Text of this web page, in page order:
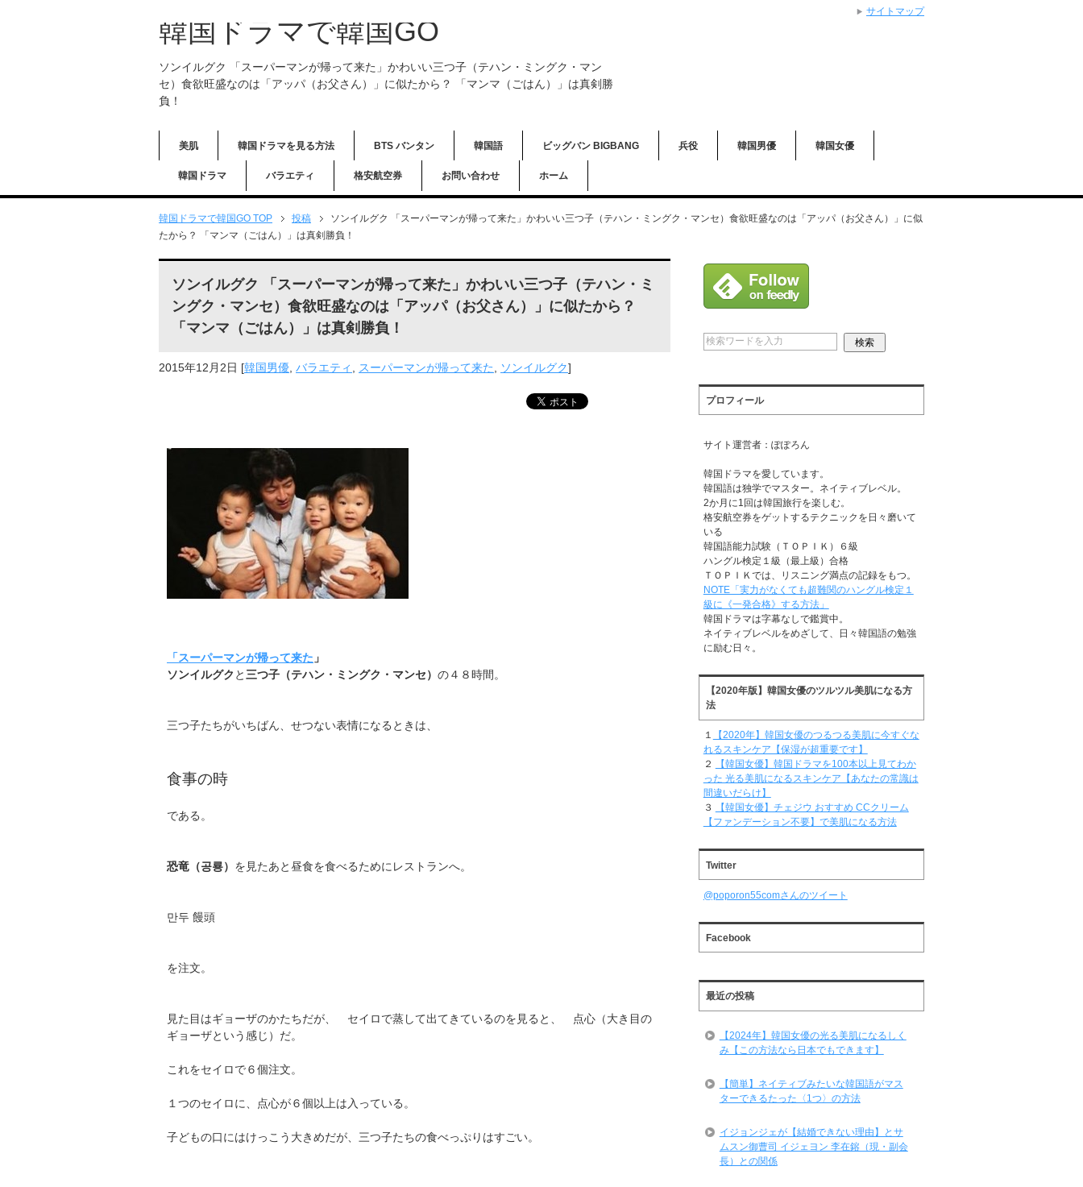
韓国ドラマで韓国GO
ソンイルグク 「スーパーマンが帰って来た」かわいい三つ子（テハン・ミングク・マン
セ）食欲旺盛なのは「アッパ（お父さん）」に似たから？ 「マンマ（ごはん）」は真剣勝
負！
美肌 韓国ドラマを見る方法 BTS バンタン 韓国語 ビッグバン BIGBANG 兵役 韓国男優 韓国女優
韓国ドラマ バラエティ 格安航空券 お問い合わせ ホーム
韓国ドラマで韓国GO TOP 投稿
ソンイルグク 「スーパーマンが帰って来た」かわいい三つ子（テハン・ミングク・マンセ）食欲旺盛なのは「アッパ（お父さん）」に似
たから？ 「マンマ（ごはん）」は真剣勝負！
ソンイルグク 「スーパーマンが帰って来た」かわいい三つ子（テハン・ミ
ングク・マンセ）食欲旺盛なのは「アッパ（お父さん）」に似たから？
「マンマ（ごはん）」は真剣勝負！
2015年12月2日 [韓国男優 バラエティ スーパーマンが帰って来た ソンイルグク]
「スーパーマンが帰って来た 」
ソンイルグク と 三つ子（テハン・ミングク・マンセ） の４８時間。
三つ子たちがいちばん、せつない表情になるときは、
食事の時
である。
恐竜（공룡） を見たあと昼食を食べるためにレストランへ。
만두 饅頭
を注文。
見た目はギョーザのかたちだが、 セイロで蒸して出てきているのを見ると、 点心（大き目の
ギョーザという感じ）だ。
これをセイロで６個注文。
１つのセイロに、点心が６個以上は入っている。
子どもの口にはけっこう大きめだが、三つ子たちの食べっぷりはすごい。
プロフィール
サイト運営者：ぽぽろん
韓国ドラマを愛しています。
韓国語は独学でマスター。ネイティブレベル。
2か月に1回は韓国旅行を楽しむ。
格安航空券をゲットするテクニックを日々磨いて
いる
韓国語能力試験（ＴＯＰＩＫ）６級
ハングル検定１級（最上級）合格
ＴＯＰＩＫでは、リスニング満点の記録をもつ。
NOTE「実力がなくても超難関のハングル検定１
級に《一発合格》する方法」
韓国ドラマは字幕なしで鑑賞中。
ネイティブレベルをめざして、日々韓国語の勉強
に励む日々。
【2020年版】韓国女優のツルツル美肌になる方
法
１
【2020年】韓国女優のつるつる美肌に今すぐな
れるスキンケア【保湿が超重要です】
２
【韓国女優】韓国ドラマを100本以上見てわか
った 光る美肌になるスキンケア【あなたの常識は
間違いだらけ】
３
【韓国女優】チェジウ おすすめ CCクリーム
【ファンデーション不要】で美肌になる方法
Twitter
@poporon55comさんのツイート
Facebook
最近の投稿
【2024年】韓国女優の光る美肌になるしく
み【この方法なら日本でもできます】
【簡単】ネイティブみたいな韓国語がマス
ターできるたった〈1つ〉の方法
イジョンジェが【結婚できない理由】とサ
ムスン御曹司 イジェヨン 李在鎔（現・副会
長）との関係
サイトマップ